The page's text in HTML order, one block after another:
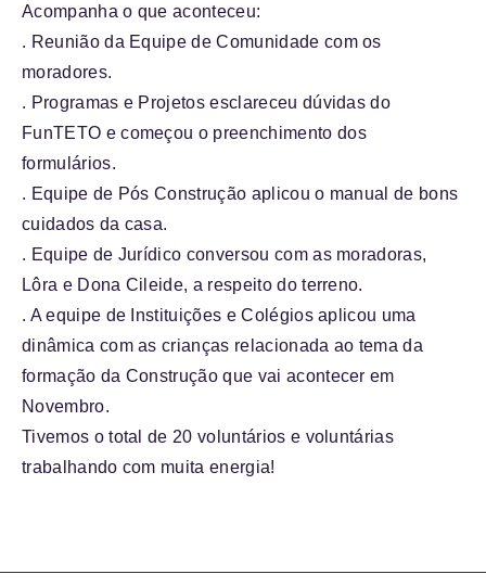
Acompanha o que aconteceu:
. Reunião da Equipe de Comunidade com os
moradores.
. Programas e Projetos esclareceu dúvidas do
FunTETO e começou o preenchimento dos
formulários.
. Equipe de Pós Construção aplicou o manual de bons
cuidados da casa.
. Equipe de Jurídico conversou com as moradoras,
Lôra e Dona Cileide, a respeito do terreno.
. A equipe de Instituições e Colégios aplicou uma
dinâmica com as crianças relacionada ao tema da
formação da Construção que vai acontecer em
Novembro.
Tivemos o total de 20 voluntários e voluntárias
trabalhando com muita energia!